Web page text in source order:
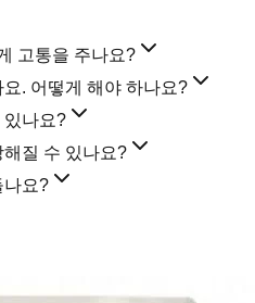
고통을 주나요?
. 어떻게 해야 하나요?
있나요?
질 수 있나요?
나요?